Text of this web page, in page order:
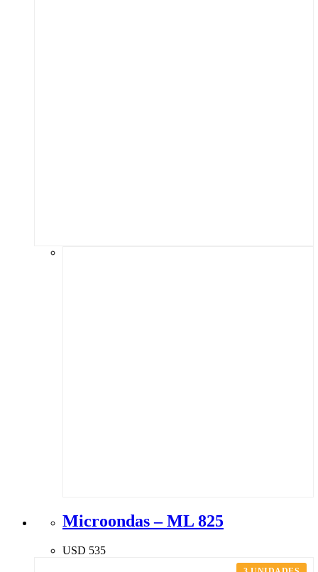
ENVIOS A TODO URUGUAY
Microondas – ML 825
USD 535